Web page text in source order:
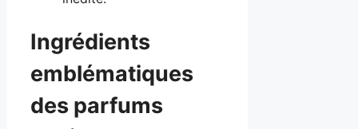
Ingrédients
emblématiques
des parfums